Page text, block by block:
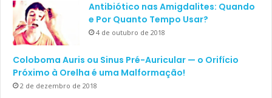
Antibiótico nas Amigdalites: Quando
e Por Quanto Tempo Usar?
4 de outubro de 2018
Coloboma Auris ou Sinus Pré-Auricular — o Orifício
Próximo à Orelha é uma Malformação!
2 de dezembro de 2018